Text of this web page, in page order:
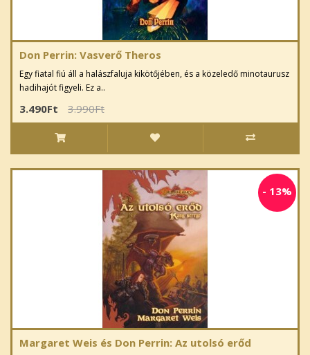
Don Perrin: Vasverő Theros
Egy fiatal fiú áll a halászfaluja kikötőjében, és a közeledő minotaurusz
hadihajót figyeli. Ez a..
3.490Ft 3.990Ft
- 13%
Margaret Weis és Don Perrin: Az utolsó erőd